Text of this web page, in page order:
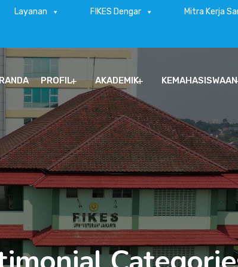
Layanan FIKES Dengar Mitra Kerja
PROFIL AKADEMIK KEMAHASISWAAN